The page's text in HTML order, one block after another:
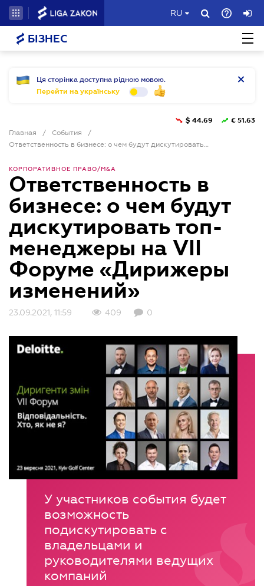
RU
БІЗНЕС
Ця сторінка доступна рідною мовою.
Перейти на українську
Главная / События
/
Ответственность в бизнесе: о чем будут дискутировать топ-менеджеры на VII Форуме «Дирижеры изменений»
$ 44.69 € 51.63
КОРПОРАТИВНОЕ ПРАВО/M&A
Ответственность в
бизнесе: о чем будут
дискутировать топ-
менеджеры на VII
Форуме «Дирижеры
изменений»
23.09.2021, 11:59 409 0
У участников события будет
возможность
подискутировать с
владельцами и
руководителями ведущих
компаний